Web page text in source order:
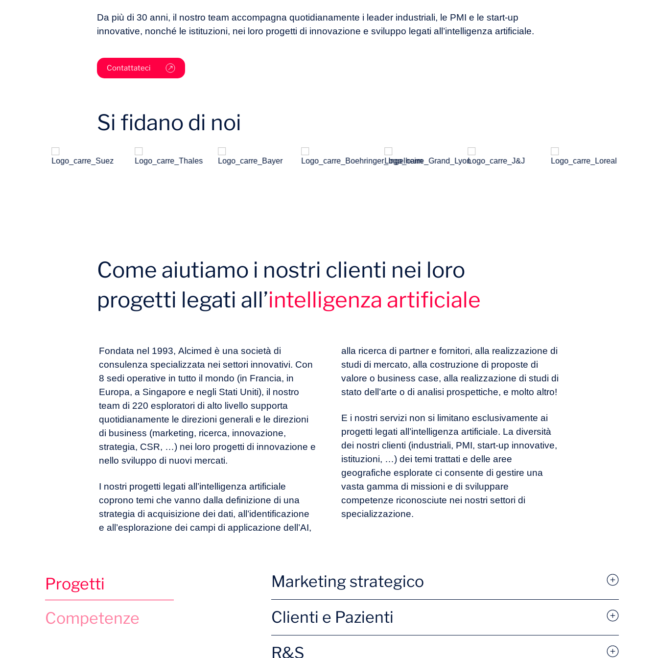
Da più di 30 anni, il nostro team accompagna quotidianamente i leader industriali, le PMI e le start-up
innovative, nonché le istituzioni, nei loro progetti di innovazione e sviluppo legati all’intelligenza artificiale.
Contattateci
Si fidano di noi
Come aiutiamo i nostri clienti nei loro
progetti legati all’intelligenza artificiale
Fondata nel 1993, Alcimed è una società di
consulenza specializzata nei settori innovativi. Con
8 sedi operative in tutto il mondo (in Francia, in
Europa, a Singapore e negli Stati Uniti), il nostro
team di 220 esploratori di alto livello supporta
quotidianamente le direzioni generali e le direzioni
di business (marketing, ricerca, innovazione,
strategia, CSR, …) nei loro progetti di innovazione e
nello sviluppo di nuovi mercati.
I nostri progetti legati all’intelligenza artificiale
coprono temi che vanno dalla definizione di una
strategia di acquisizione dei dati, all’identificazione
e all’esplorazione dei campi di applicazione dell’AI,
alla ricerca di partner e fornitori, alla realizzazione di
studi di mercato, alla costruzione di proposte di
valore o business case, alla realizzazione di studi di
stato dell’arte o di analisi prospettiche, e molto altro!
E i nostri servizi non si limitano esclusivamente ai
progetti legati all’intelligenza artificiale. La diversità
dei nostri clienti (industriali, PMI, start-up innovative,
istituzioni, …) dei temi trattati e delle aree
geografiche esplorate ci consente di gestire una
vasta gamma di missioni e di sviluppare
competenze riconosciute nei nostri settori di
specializzazione.
Progetti
Competenze
Marketing strategico
Analisi della concorrenza Lancio di prodotto
Clienti e Pazienti
R&S